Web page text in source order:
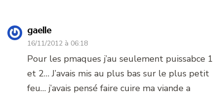
gaelle
16/11/2012 à 06:18
Pour les pmaques j’au seulement puissabce 1
et 2… J’avais mis au plus bas sur le plus petit
feu… j’avais pensé faire cuire ma viande a